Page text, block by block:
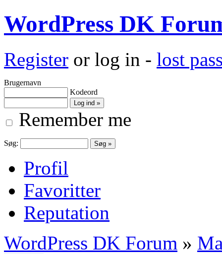
WordPress DK
Register or log in - lost
Brugernavn
Kodeord
Remember me
Søg:
Profil
Favoritter
Reputation
WordPress DK Forum »